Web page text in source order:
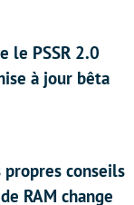
le PSSR 2.0
à jour bêta
conseils
RAM change